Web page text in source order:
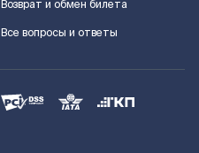
Возврат и обмен билета
Все вопросы и ответы